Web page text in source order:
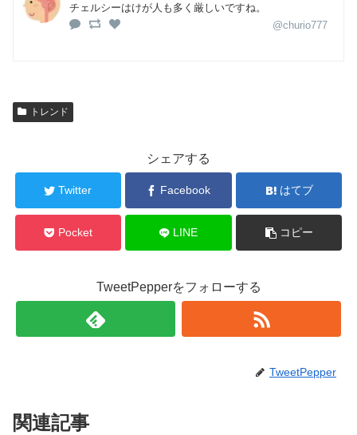
チェルシーはけが人も多く厳しいですね。
@churio777
トレンド
シェアする
Twitter Facebook はてブ
Pocket LINE コピー
TweetPepperをフォローする
TweetPepper
関連記事